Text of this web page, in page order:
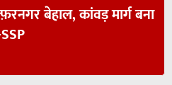
बेहाल, कांवड़ मार्ग बना